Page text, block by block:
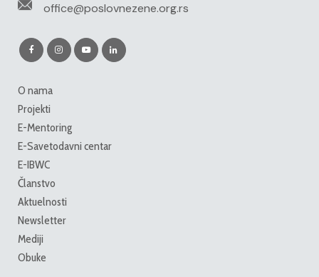
office@poslovnezene.org.rs
O nama
Projekti
E-Mentoring
E-Savetodavni centar
E-IBWC
Članstvo
Aktuelnosti
Newsletter
Mediji
Obuke